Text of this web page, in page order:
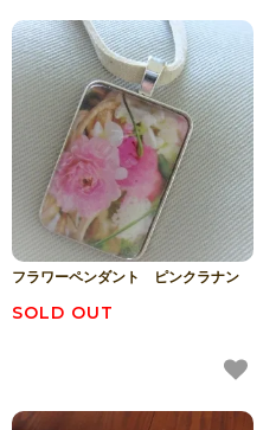
フラワーペンダント ピンクラナン
SOLD OUT